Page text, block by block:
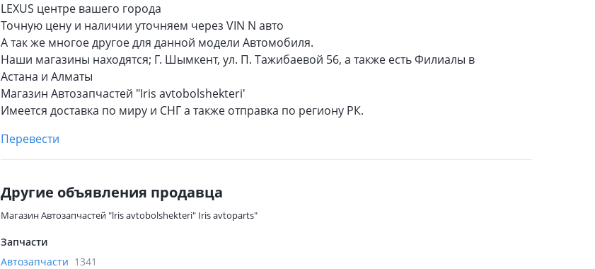
LEXUS центре вашего города
Точную цену и наличии уточняем через VIN N авто
А так же многое другое для данной модели Автомобиля.
Наши магазины находятся; Г. Шымкент, ул. П. Тажибаевой 56, а также есть Филиалы в
Астана и Алматы
Магазин Автозапчастей "Iris avtobolshekteri'
Имеется доставка по миру и СНГ а также отправка по региону РК.
Перевести
Другие объявления продавца
Магазин Автозапчастей "lris avtobolshekteri" Iris avtoparts"
Запчасти
Автозапчасти 1341